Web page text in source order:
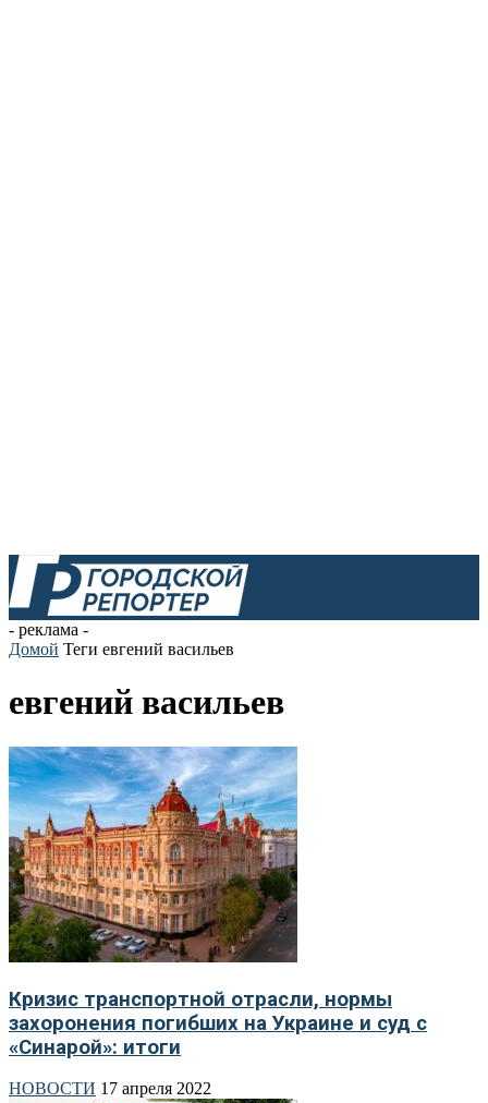
- реклама -
Домой Теги евгений васильев
евгений васильев
Кризис транспортной отрасли, нормы
захоронения погибших на Украине и суд с
«Синарой»: итоги
НОВОСТИ 17 апреля 2022